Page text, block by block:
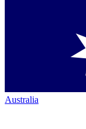
Australia